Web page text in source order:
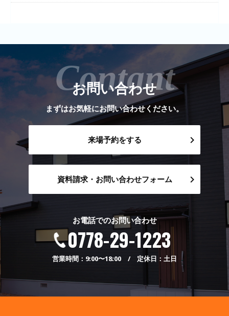
お問い合わせ
まずはお気軽にお問い合わせください。
来場予約をする
資料請求・お問い合わせフォーム
お電話でのお問い合わせ
0778-29-1223
営業時間：9:00〜18:00 / 定休日：土日